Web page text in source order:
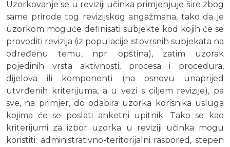
Uzorkovanje se u reviziji učinka primjenjuje šire zbog
same prirode tog revizijskog angažmana, tako da je
uzorkom moguće definisati subjekte kod kojih će se
provoditi revizija (iz populacije istovrsnih subjekata na
određenu temu, npr. opština), zatim uzorak
pojedinih vrsta aktivnosti, procesa i procedura,
dijelova ili komponenti (na osnovu unaprijed
utvrđenih kriterijuma, a u vezi s ciljem revizije), pa
sve, na primjer, do odabira uzorka korisnika usluga
kojima će se poslati anketni upitnik. Tako se kao
kriterijumi za izbor uzorka u reviziji učinka mogu
koristiti: administrativno-teritorijalni raspored, stepen